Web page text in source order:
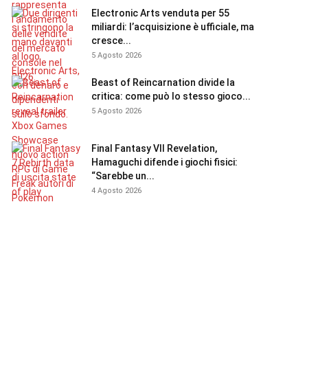
Electronic Arts venduta per 55
miliardi: l’acquisizione è ufficiale, ma
cresce...
5 Agosto 2026
Beast of Reincarnation divide la
critica: come può lo stesso gioco...
5 Agosto 2026
Final Fantasy VII Revelation,
Hamaguchi difende i giochi fisici:
“Sarebbe un...
4 Agosto 2026